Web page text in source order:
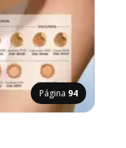
Página 94